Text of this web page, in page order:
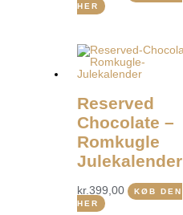
HER
Reserved
Chocolate –
Romkugle
Julekalender
kr.399,00
KØB DEN
HER